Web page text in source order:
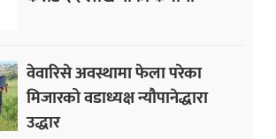
वेवारिसे अवस्थामा फेला परेका
मिजारको वडाध्यक्ष न्यौपानेद्धारा
उद्धार